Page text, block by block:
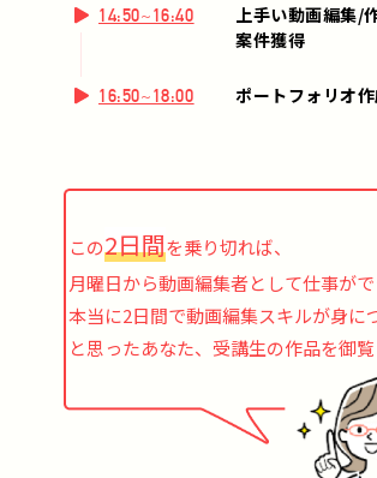
14:50~16:40
上手い動画編集/
案件獲得
16:50~18:00 ポートフォリオ
この2日間を乗り切れば、
月曜日から動画編集者として仕事がで
本当に2日間で動画編集スキルが身に
と思ったあなた、受講生の作品を御覧